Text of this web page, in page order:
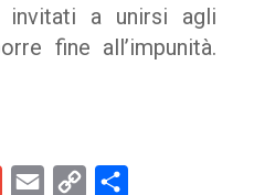
a unirsi agli
fine all’impunità.
Gmail Email
Copy